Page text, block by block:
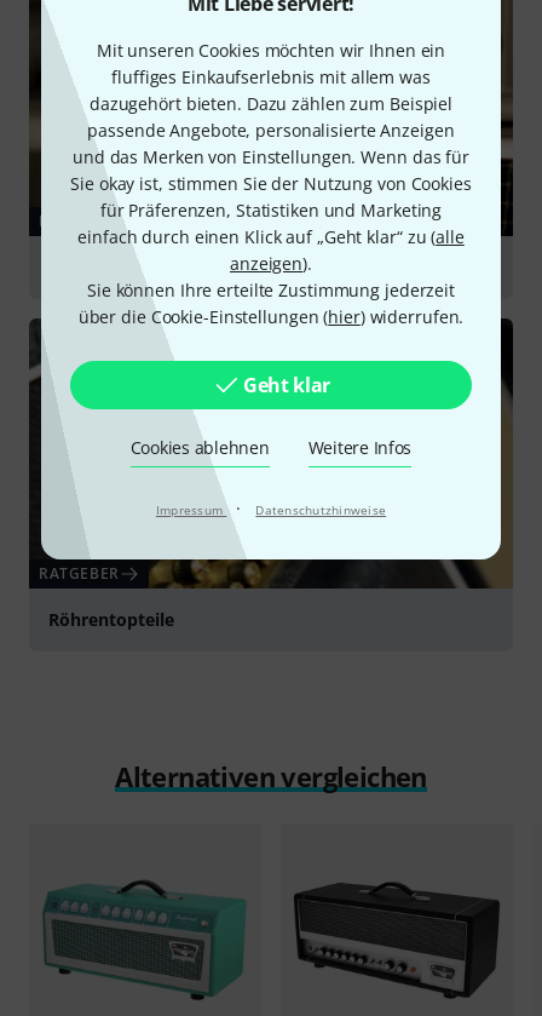
Mit unseren Cookies möchten wir Ihnen ein
fluffiges Einkaufserlebnis mit allem was
dazugehört bieten. Dazu zählen zum Beispiel
passende Angebote, personalisierte Anzeigen
und das Merken von Einstellungen. Wenn das für
Sie okay ist, stimmen Sie der Nutzung von Cookies
für Präferenzen, Statistiken und Marketing
einfach durch einen Klick auf „Geht klar“ zu (alle
anzeigen).
Sie können Ihre erteilte Zustimmung jederzeit
über die Cookie-Einstellungen (hier) widerrufen.
Geht klar
Cookies ablehnen Weitere Infos
Impressum · Datenschutzhinweise
RATGEBER
Gitarrenverstärker
RATGEBER
Röhrentopteile
Alternativen vergleichen